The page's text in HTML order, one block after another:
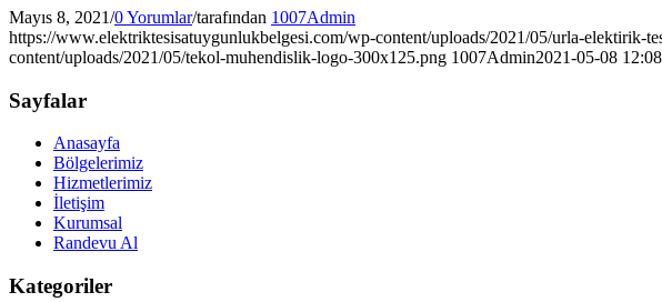
Mayıs 8, 2021/0 Yorumlar/tarafından 1007Admin
https://www.elektriktesisatuygunlukbelgesi.com/wp-content/uploads/2021/05/urla-elektirik-
content/uploads/2021/05/tekol-muhendislik-logo-300x125.png 1007Admin2021-05-08
Sayfalar
Anasayfa
Bölgelerimiz
Hizmetlerimiz
İletişim
Kurumsal
Randevu Al
Kategoriler